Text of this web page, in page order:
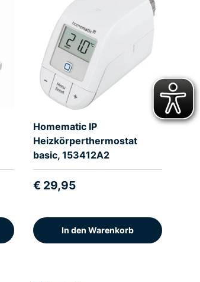
Homematic IP
Heizkörperthermostat
basic, 153412A2
€ 29,95
In den Warenkorb